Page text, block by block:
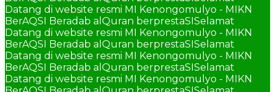
Datang di website resmi MI Kenongomulyo - MIKN
BerAQSI Beradab alQuran berprestaSISelamat
Datang di website resmi MI Kenongomulyo - MIKN
BerAQSI Beradab alQuran berprestaSISelamat
Datang di website resmi MI Kenongomulyo - MIKN
BerAQSI Beradab alQuran berprestaSISelamat
Datang di website resmi MI Kenongomulyo - MIKN